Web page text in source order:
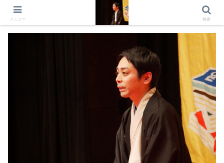
出演情報 出演依頼 日記 プロフィール
メニュー 検索